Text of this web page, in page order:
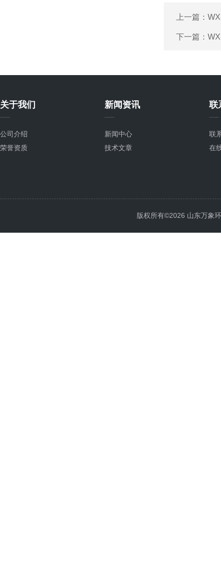
上一篇：
下一篇：
关于我们
公司介绍
荣誉资质
新闻资讯
新闻中心
技术文章
联
联
在
版权所有©2026 山东万象